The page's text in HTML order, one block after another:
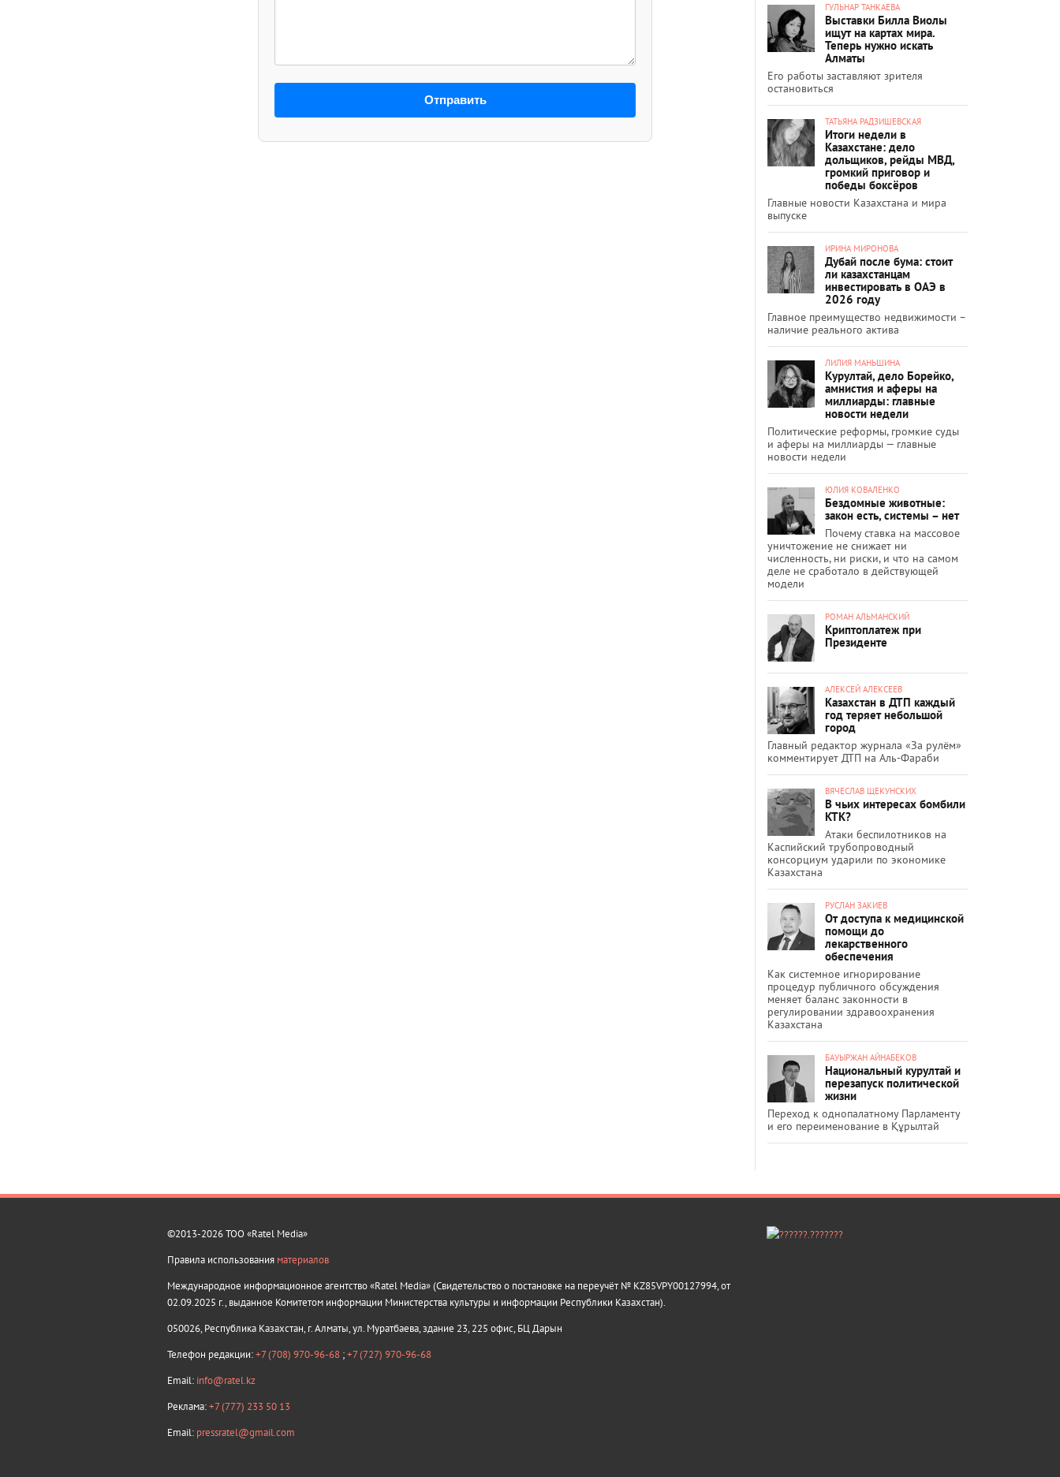
Отправить
ГУЛЬНАР ТАНКАЕВА
Выставки Билла Виолы
ищут на картах мира.
Теперь нужно искать
Алматы
Его работы заставляют зрителя
остановиться
ТАТЬЯНА РАДЗИШЕВСКАЯ
Итоги недели в
Казахстане: дело
дольщиков, рейды МВД,
громкий приговор и
победы боксёров
Главные новости Казахстана и мира
выпуске
ИРИНА МИРОНОВА
Дубай после бума: стоит
ли казахстанцам
инвестировать в ОАЭ в
2026 году
Главное преимущество недвижимости –
наличие реального актива
ЛИЛИЯ МАНЬШИНА
Курултай, дело Борейко,
амнистия и аферы на
миллиарды: главные
новости недели
Политические реформы, громкие суды
и аферы на миллиарды — главные
новости недели
ЮЛИЯ КОВАЛЕНКО
Бездомные животные:
закон есть, системы – нет
Почему ставка на массовое
уничтожение не снижает ни
численность, ни риски, и что на самом
деле не сработало в действующей
модели
РОМАН АЛЬМАНСКИЙ
Криптоплатеж при
Президенте
АЛЕКСЕЙ АЛЕКСЕЕВ
Казахстан в ДТП каждый
год теряет небольшой
город
Главный редактор журнала «За рулём»
комментирует ДТП на Аль-Фараби
ВЯЧЕСЛАВ ЩЕКУНСКИХ
В чьих интересах бомбили
КТК?
Атаки беспилотников на
Каспийский трубопроводный
консорциум ударили по экономике
Казахстана
РУСЛАН ЗАКИЕВ
От доступа к медицинской
помощи до
лекарственного
обеспечения
Как системное игнорирование
процедур публичного обсуждения
меняет баланс законности в
регулировании здравоохранения
Казахстана
БАУЫРЖАН АЙНАБЕКОВ
Национальный курултай и
перезапуск политической
жизни
Переход к однопалатному Парламенту
и его переименование в Құрылтай
©2013-2026 ТОО «Ratel Media»
Правила использования материалов
Международное информационное агентство «Ratel Media» (Свидетельство о постановке на переучёт № KZ85VPY00127994, от
02.09.2025 г., выданное Комитетом информации Министерства культуры и информации Республики Казахстан).
050026, Республика Казахстан, г. Алматы, ул. Муратбаева, здание 23, 225 офис, БЦ Дарын
Телефон редакции:+7 (708) 970-96-68 ;+7 (727) 970-96-68
Email: info@ratel.kz
Реклама:+7 (777) 233 50 13
Email: pressratel@gmail.com